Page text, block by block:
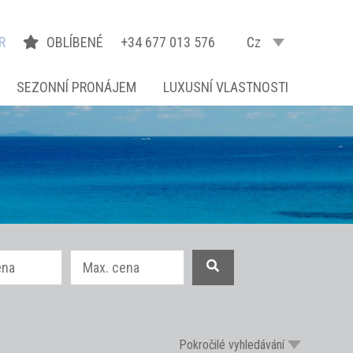
OBLÍBENÉ +34 677 013 576 Cz
SEZONNÍ PRONÁJEM LUXUSNÍ VLASTNOSTI
Pokročilé vyhledávání